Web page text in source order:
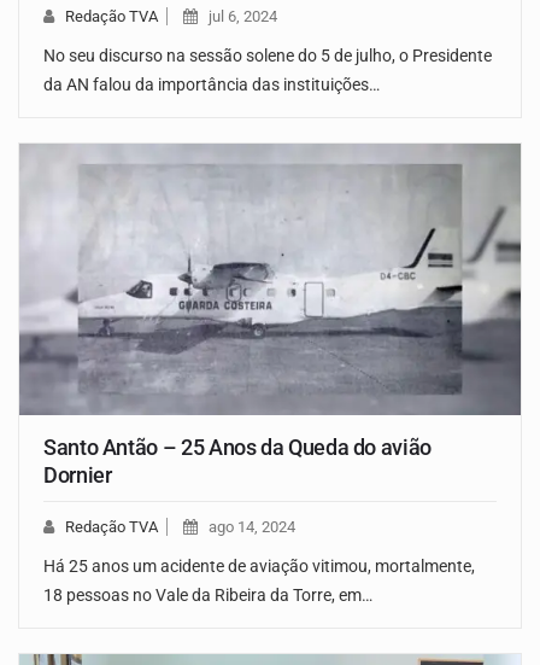
Redação TVA jul 6, 2024
No seu discurso na sessão solene do 5 de julho, o Presidente
da AN falou da importância das instituições…
Santo Antão – 25 Anos da Queda do avião
Dornier
Redação TVA ago 14, 2024
Há 25 anos um acidente de aviação vitimou, mortalmente,
18 pessoas no Vale da Ribeira da Torre, em…